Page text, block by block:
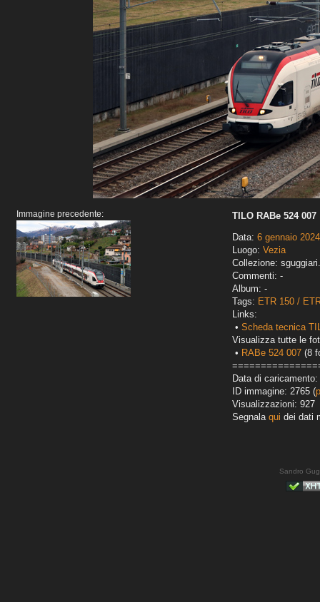
Immagine precedente:
TILO RABe 524 007
Data: 6 gennaio 2024
Luogo: Vezia
Collezione:
Commenti: -
Album: -
Tags: ETR 150 /
Links:
• Scheda tecnica
Visualizza tutte le
• RABe 524 007 (8
Data di
ID immagine: 2765 (
Visualizzazioni: 927
Segnala qui dei dati
Sandro